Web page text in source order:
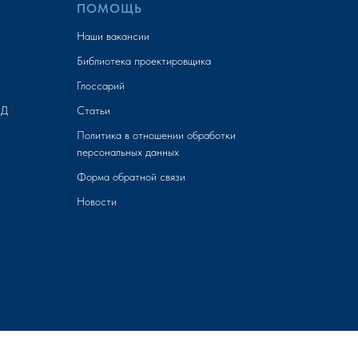
ПОМОЩЬ
Наши вакансии
Библиотека проектировщика
Глоссарий
Статьи
Политика в отношении обработки
персональных данных
Форма обратной связи
Новости